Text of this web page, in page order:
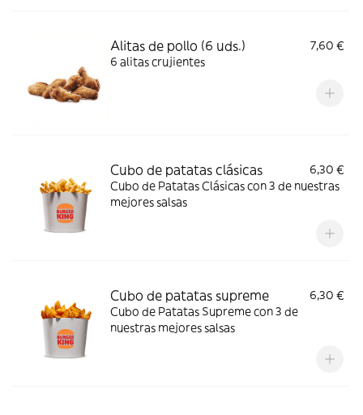
Alitas de pollo (6 uds.)
7,60 €
6 alitas crujientes
Cubo de patatas clásicas
6,30 €
Cubo de Patatas Clásicas con 3 de nuestras
mejores salsas
Cubo de patatas supreme
6,30 €
Cubo de Patatas Supreme con 3 de
nuestras mejores salsas